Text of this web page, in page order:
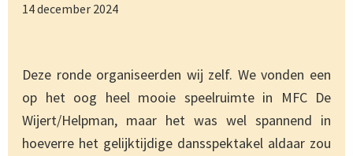
14 december 2024
Deze ronde organiseerden wij zelf. We vonden een
op het oog heel mooie speelruimte in MFC De
Wijert/Helpman, maar het was wel spannend in
hoeverre het gelijktijdige dansspektakel aldaar zou